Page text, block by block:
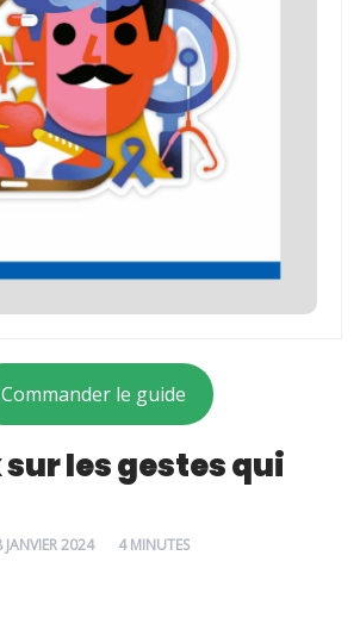
Commander le guide
les gestes qui
JANVIER 2024 4 MINUTES